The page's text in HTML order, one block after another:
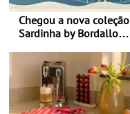
Chegou a nova coleção
Sardinha by Bordallo